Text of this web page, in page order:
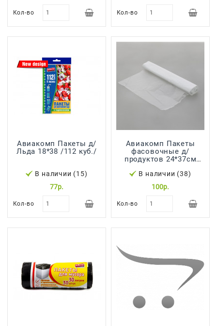
Кол-во Кол-во
Авиакомп Пакеты д/
Льда 18*38 /112 куб./
В наличии (15)
77р.
Кол-во
Авиакомп Пакеты
фасовочные д/
продуктов 24*37см
прозрачные 0250
В наличии (38)
100р.
Кол-во